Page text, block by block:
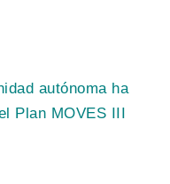
autónoma ha
Plan MOVES III